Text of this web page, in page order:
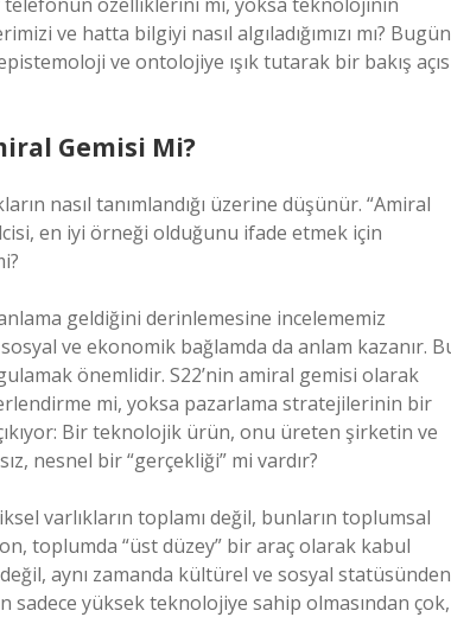
ve hatta bilgiyi nasıl algıladığımızı mı?
ve ontolojiye ışık tutarak bir bakış
Gemisi Mi?
nasıl tanımlandığı üzerine düşünür. “Amiral
en iyi örneği olduğunu ifade etmek için
geldiğini derinlemesine incelememiz
ve ekonomik bağlamda da anlam kazanır.
önemlidir. S22’nin amiral gemisi olarak
mi, yoksa pazarlama stratejilerinin bir
Bir teknolojik ürün, onu üreten şirketin ve
nesnel bir “gerçekliği” mi vardır?
varlıkların toplamı değil, bunların toplumsal
toplumda “üst düzey” bir araç olarak kabul
aynı zamanda kültürel ve sosyal statüsünden
sadece yüksek teknolojiye sahip olmasından çok,